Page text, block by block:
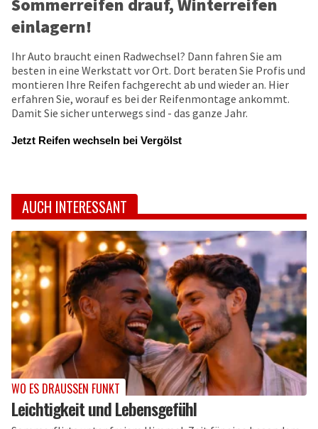
Sommerreifen drauf, Winterreifen
einlagern!
Ihr Auto braucht einen Radwechsel? Dann fahren Sie am
besten in eine Werkstatt vor Ort. Dort beraten Sie Profis und
montieren Ihre Reifen fachgerecht ab und wieder an. Hier
erfahren Sie, worauf es bei der Reifenmontage ankommt.
Damit Sie sicher unterwegs sind - das ganze Jahr.
Jetzt Reifen wechseln bei Vergölst
AUCH INTERESSANT
WO ES DRAUSSEN FUNKT
Leichtigkeit und Lebensgefühl